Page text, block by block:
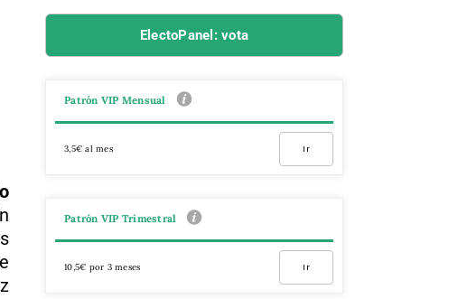
ElectoPanel: vota
Patrón VIP Mensual
3,5€ al mes Ir
Patrón VIP Trimestral
10,5€ por 3 meses Ir